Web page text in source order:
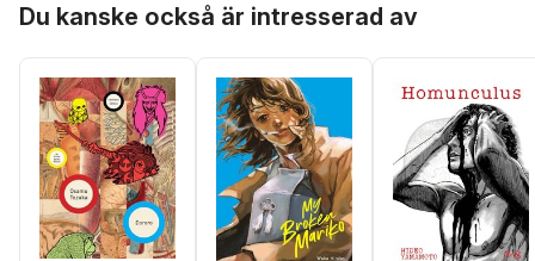
Du kanske också är intresserad av